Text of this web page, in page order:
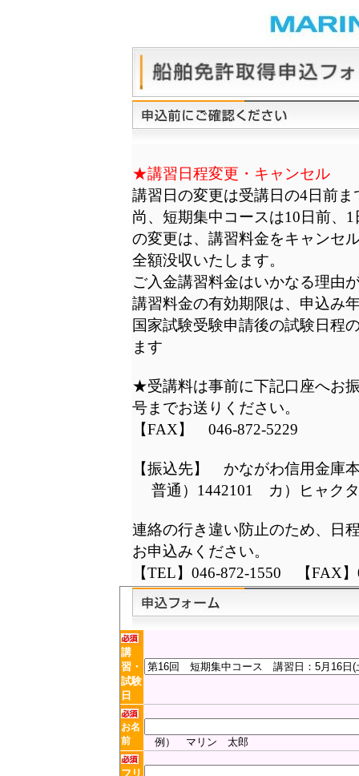
★講習日程変更・キャンセル
講習日の変更は受講日の4日前
尚、短期集中コースは10日前、
の変更は、講習料金をキャンセ
全額没収いたします。
ご入金講習料金はいかなる理由
講習料金の有効期限は、申込み
国家試験受験申請後の試験日程
ます
★受講料は事前に下記口座へお
号までお送りください。
【FAX】 046-872-5229
【振込先】 かながわ信用金庫
普通）1442101 カ）ヒャク
連絡の行き違い防止のため、日
お申込みください。
【TEL】046-872-1550 【FAX】
講
習・
試験
日
お名
前
例） マリン 太郎
フリ